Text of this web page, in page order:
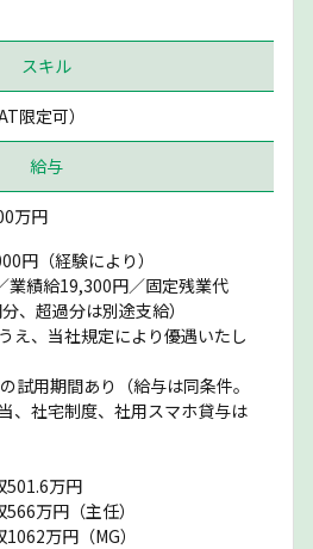
スキル
限定可）
給与
万円
円（経験により）
業績給19,300円／固定残業代
、超過分は別途支給）
え、当社規定により優遇いたし
試用期間あり（給与は同条件。
、社宅制度、社用スマホ貸与は
501.6万円
万円（主任）
万円（MG）